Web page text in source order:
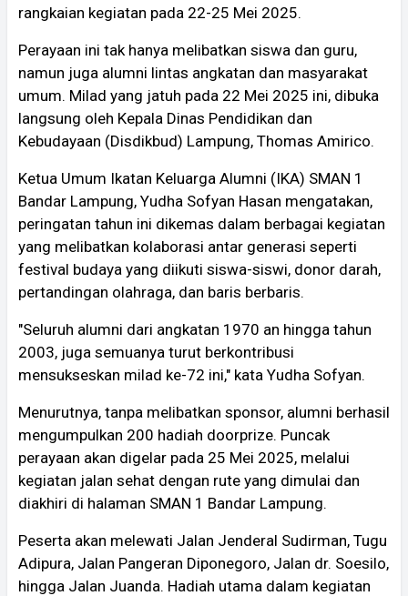
rangkaian kegiatan pada 22-25 Mei 2025.
Perayaan ini tak hanya melibatkan siswa dan guru,
namun juga alumni lintas angkatan dan masyarakat
umum. Milad yang jatuh pada 22 Mei 2025 ini, dibuka
langsung oleh Kepala Dinas Pendidikan dan
Kebudayaan (Disdikbud) Lampung, Thomas Amirico.
Ketua Umum Ikatan Keluarga Alumni (IKA) SMAN 1
Bandar Lampung, Yudha Sofyan Hasan mengatakan,
peringatan tahun ini dikemas dalam berbagai kegiatan
yang melibatkan kolaborasi antar generasi seperti
festival budaya yang diikuti siswa-siswi, donor darah,
pertandingan olahraga, dan baris berbaris.
"Seluruh alumni dari angkatan 1970 an hingga tahun
2003, juga semuanya turut berkontribusi
mensukseskan milad ke-72 ini," kata Yudha Sofyan.
Menurutnya, tanpa melibatkan sponsor, alumni berhasil
mengumpulkan 200 hadiah doorprize. Puncak
perayaan akan digelar pada 25 Mei 2025, melalui
kegiatan jalan sehat dengan rute yang dimulai dan
diakhiri di halaman SMAN 1 Bandar Lampung.
Peserta akan melewati Jalan Jenderal Sudirman, Tugu
Adipura, Jalan Pangeran Diponegoro, Jalan dr. Soesilo,
hingga Jalan Juanda. Hadiah utama dalam kegiatan